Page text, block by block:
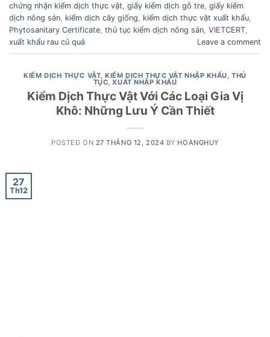
chứng nhận kiểm dịch thực vật, giấy kiểm dịch gỗ tre, giấy kiểm
dịch nông sản, kiểm dịch cây giống, kiểm dịch thực vật xuất khẩu,
Phytosanitary Certificate, thủ tục kiểm dịch nông sản, VIETCERT,
xuất khẩu rau củ quả
Leave a comment
KIỂM DỊCH THỰC VẬT,KIỂM DỊCH THỰC VẬT NHẬP KHẨU,THỦ
TỤC,XUẤT NHẬP KHẨU
Kiểm Dịch Thực Vật Với Các Loại Gia Vị
Khô: Những Lưu Ý Cần Thiết
POSTED ON 27 THÁNG 12, 2024 BY HOANGHUY
27
Th12